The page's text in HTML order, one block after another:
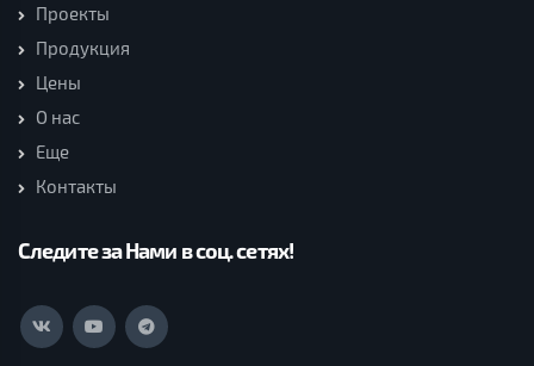
Проекты
Продукция
Цены
О нас
Еще
Контакты
Следите за Нами в соц. сетях!